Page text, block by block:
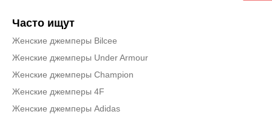
Часто ищут
Женские джемперы Bilcee
Женские джемперы Under Armour
Женские джемперы Champion
Женские джемперы 4F
Женские джемперы Adidas